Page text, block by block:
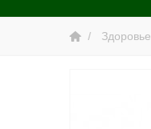
Здоровье